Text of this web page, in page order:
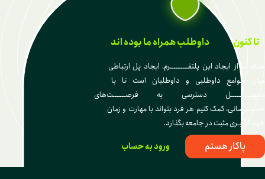
تا کنون داوطلب همراه ما بوده اند
هدف ما از ایجاد این پلتفــــــــــرم، ایجاد پل ارتباطی
میان جوامع داوطلبی و داوطلبان است تا با
تسهیـــــــــــل دسترسی به فرصـــــــت‌های
خدمت‌رسانی، کمک کنیم هر فرد بتواند با مهارت و زمان
خود، تأثیـری مثبت در جامعه بگذارد.
پاکار هستم ورود به حساب